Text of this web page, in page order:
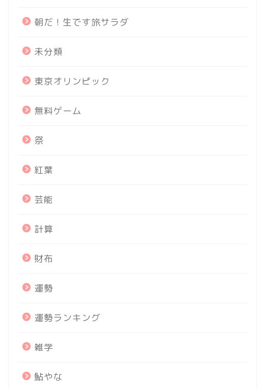
朝だ！生です旅サラダ
未分類
東京オリンピック
無料ゲーム
祭
紅葉
芸能
計算
財布
運勢
運勢ランキング
雑学
鮎やな